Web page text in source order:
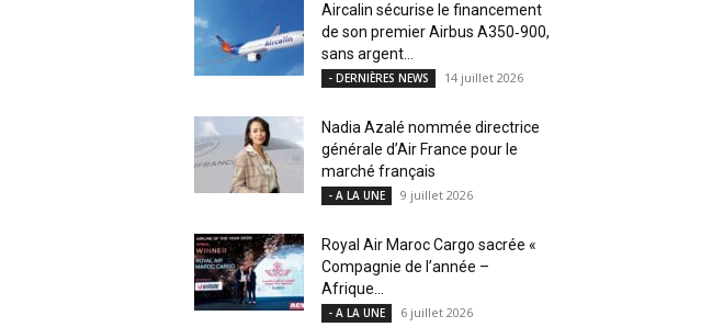
Aircalin sécurise le financement
de son premier Airbus A350‑900,
sans argent...
- DERNIÈRES NEWS 14 juillet 2026
Nadia Azalé nommée directrice
générale d’Air France pour le
marché français
- A LA UNE 9 juillet 2026
Royal Air Maroc Cargo sacrée «
Compagnie de l’année –
Afrique...
- A LA UNE 6 juillet 2026